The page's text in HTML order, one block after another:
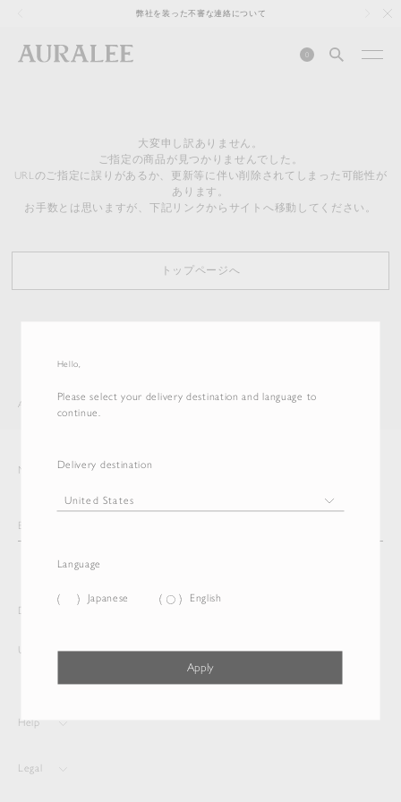
Hello,
Please select your delivery destination and language to
continue.
Delivery destination
Language
Japanese English
Apply
弊社を装った不審な連絡について
0
大変申し訳ありません。
ご指定の商品が見つかりませんでした。
URLのご指定に誤りがあるか、更新等に伴い削除されてしまった可能性が
あります。
お手数とは思いますが、下記リンクからサイトへ移動してください。
トップページへ
AURALEE ITEM
Newsletter
Delivery destination and Language
United States Japanese
Help
Legal